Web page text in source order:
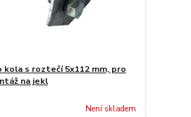
kola s roztečí 5x112 mm, pro
na jekl
Není skladem